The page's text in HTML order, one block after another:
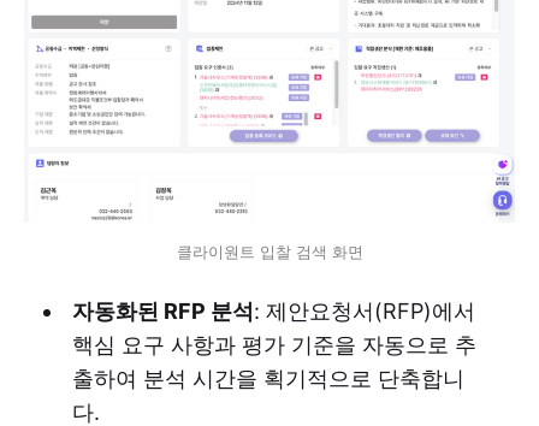
클라이원트 입찰 검색 화면
자동화된 RFP 분석 : 제안요청서(RFP)에서
핵심 요구 사항과 평가 기준을 자동으로 추
출하여 분석 시간을 획기적으로 단축합니
다.